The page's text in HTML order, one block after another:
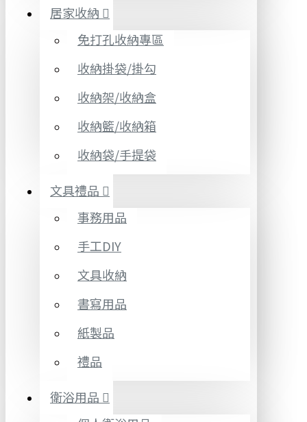
居家收納
免打孔收納專區
收納掛袋/掛勾
收納架/收納盒
收納籃/收納箱
收納袋/手提袋
文具禮品
事務用品
手工DIY
文具收納
書寫用品
紙製品
禮品
衛浴用品